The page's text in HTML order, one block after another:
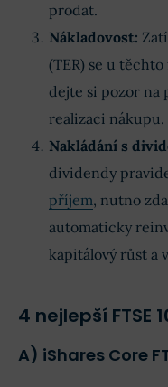
prodat.
Nákladovost:
(TER) se u
dejte si pozor na
realizaci nákupu.
Nakládání s
dividendy
příjem, nutno
automaticky
kapitálový růst a
4 nejlepší FTSE
A) iShares Core